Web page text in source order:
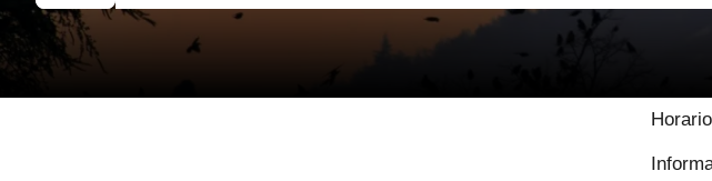
9